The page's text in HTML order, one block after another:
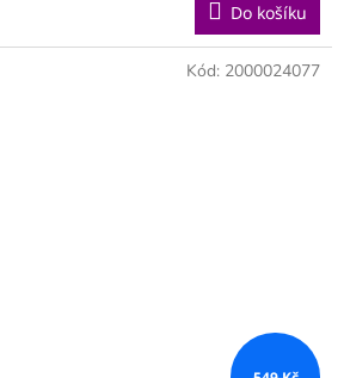
Do košíku
Kód: 2000024077